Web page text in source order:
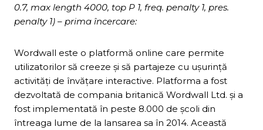
0.7, max length 4000, top P 1, freq. penalty 1, pres.
penalty 1) – prima încercare:
Wordwall este o platformă online care permite
utilizatorilor să creeze și să partajeze cu ușurință
activități de învățare interactive. Platforma a fost
dezvoltată de compania britanică Wordwall Ltd. și a
fost implementată în peste 8.000 de școli din
întreaga lume de la lansarea sa în 2014. Această